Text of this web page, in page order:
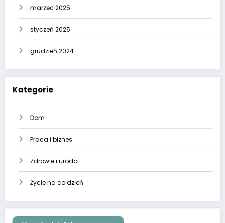
marzec 2025
styczeń 2025
grudzień 2024
Kategorie
Dom
Praca i biznes
Zdrowie i uroda
Życie na co dzień